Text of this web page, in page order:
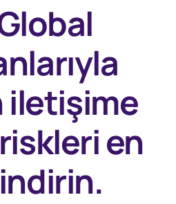
iletişime
en